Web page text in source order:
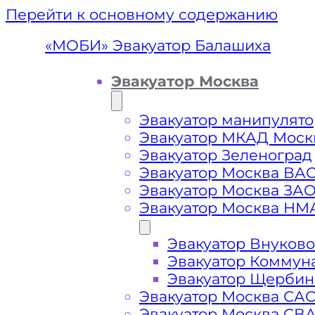
Перейти к основному содержанию
«МОБИ» Эвакуатор Балашиха
Эвакуатор Москва
Эвакуатор
Эвакуатор МКАД
Эвакуатор Зеленоград
Эвакуатор Москва
Эвакуатор Москва
Эвакуатор Москва
Эвакуатор Внуково
Эвакуатор
Эвакуатор
Эвакуатор Москва